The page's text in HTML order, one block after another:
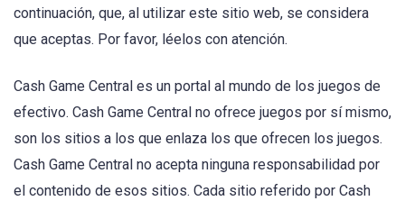
continuación, que, al utilizar este sitio web, se considera
que aceptas. Por favor, léelos con atención.
Cash Game Central es un portal al mundo de los juegos de
efectivo. Cash Game Central no ofrece juegos por sí mismo,
son los sitios a los que enlaza los que ofrecen los juegos.
Cash Game Central no acepta ninguna responsabilidad por
el contenido de esos sitios. Cada sitio referido por Cash